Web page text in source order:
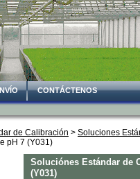
CONTÁCTENOS
de Calibración > Soluciones
pH 7 (Y031)
Soluciónes Estándar de
(Y031)